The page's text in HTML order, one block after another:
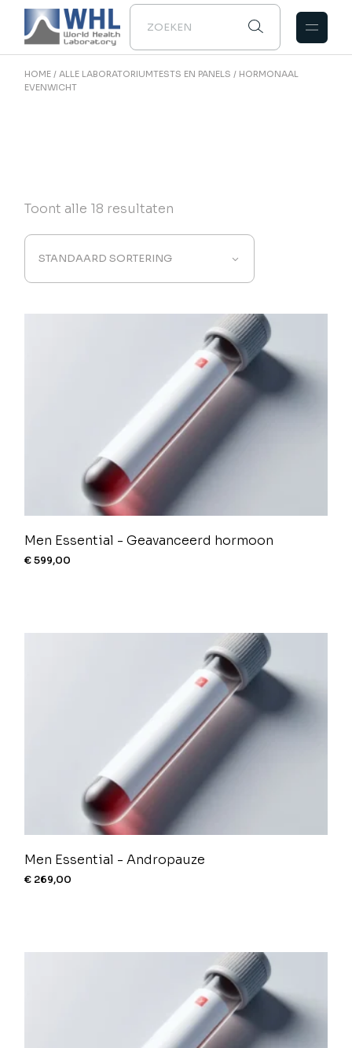
Naar
inhoud
gaan
HOME ALLE LABORATORIUMTESTS EN PANELS
HORMONAAL
EVENWICHT
Toont alle 18 resultaten
STANDAARD SORTERING
Men Essential - Geavanceerd hormoon
€599,00
Men Essential - Andropauze
€ 269,00